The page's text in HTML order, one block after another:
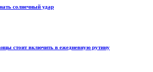
солнечный удар
стоит включить в ежедневную рутину